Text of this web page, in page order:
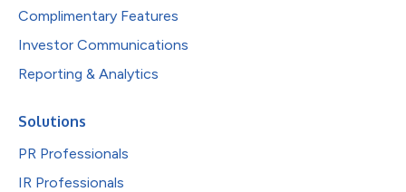
Complimentary Features
Investor Communications
Reporting & Analytics
Solutions
PR Professionals
IR Professionals